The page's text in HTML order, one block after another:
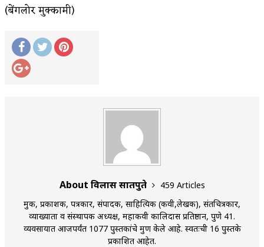
(बेंगलोर मुक्कामी)
About विलास सातपुते
459 Articles
मुद्रक, प्रकाशक, पत्रकार, संपादक, साहित्यिक (कवी,लेखक), संतचित्रकार,
व्याख्याता व संस्थापक अध्यक्ष, महाकवी कालिदास प्रतिष्ठान, पुणे 41.
व्यवसायात आजपर्यंत 1077 पुस्तकांचे मुद्रण केले आहे. स्वतःची 16 पुस्तके
प्रकाशित आहेत.